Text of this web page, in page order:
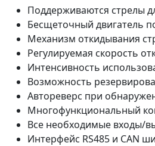
Поддерживаются стрелы
Бесщеточный двигатель
Механизм откидывания
Регулируемая скорость
Интенсивность
Возможность
Автореверс при
Многофункциональный
Все необходимые входы/
Интерфейс RS485 и CAN